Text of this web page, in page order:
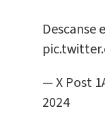
Descanse
— X Post
2024